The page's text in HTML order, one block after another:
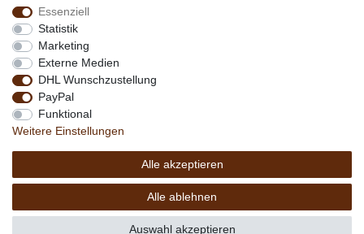
Copyright © 2026 by MEDIAdorado1 UG
(haftungsbeschränkt)
Essenziell
Statistik
Marketing
Externe Medien
DHL Wunschzustellung
PayPal
Funktional
Weitere Einstellungen
Alle akzeptieren
Alle ablehnen
Auswahl akzeptieren